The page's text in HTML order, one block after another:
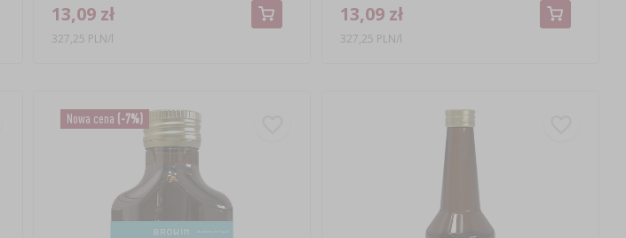
13,09 zł
327,25 PLN/l
13,09 zł
327,25 PLN/l
Nowa cena (-7%)